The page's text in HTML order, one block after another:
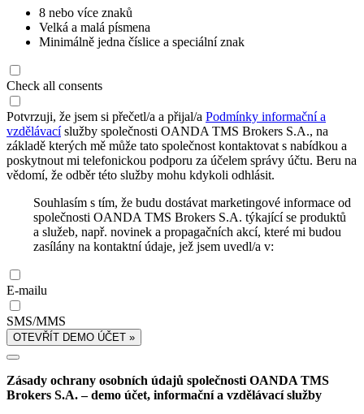
8 nebo více znaků
Velká a malá písmena
Minimálně jedna číslice a speciální znak
Check all consents
Potvrzuji, že jsem si přečetl/a a přijal/a Podmínky informační a
vzdělávacíslužby společnosti OANDA TMS Brokers S.A., na
základě kterých mě může tato společnost kontaktovat s nabídkou a
poskytnout mi telefonickou podporu za účelem správy účtu. Beru na
vědomí, že odběr této služby mohu kdykoli odhlásit.
Souhlasím s tím, že budu dostávat marketingové informace od
společnosti OANDA TMS Brokers S.A. týkající se produktů
a služeb, např. novinek a propagačních akcí, které mi budou
zasílány na kontaktní údaje, jež jsem uvedl/a v:
E-mailu
SMS/MMS
OTEVŘÍT DEMO ÚČET »
Zásady ochrany osobních údajů společnosti OANDA TMS
Brokers S.A. – demo účet, informační a vzdělávací služby